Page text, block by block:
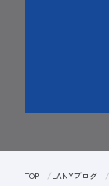
TOP LANYブログ